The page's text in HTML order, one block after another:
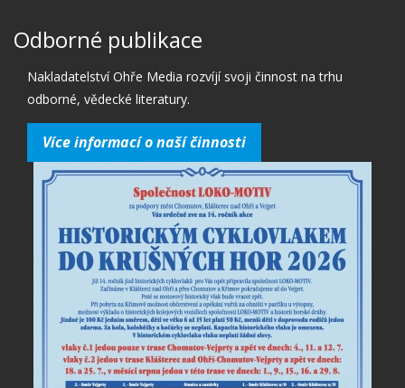
Odborné publikace
Nakladatelství Ohře Media rozvíjí svoji činnost na trhu
odborné, vědecké literatury.
Více informací o naší činnosti